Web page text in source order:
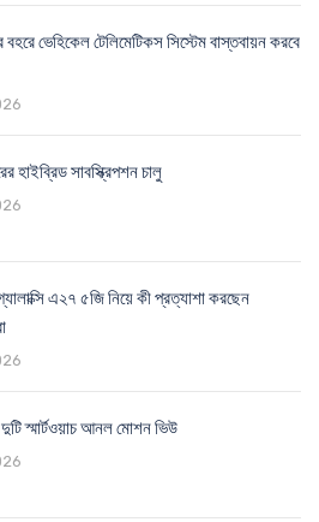
ভেহিকেল টেলিমেটিকস সিস্টেম বাস্তবায়ন করবে
হাইব্রিড সাবস্ক্রিপশন চালু
এ২৭ ৫জি নিয়ে কী প্রত্যাশা করছেন
স্মার্টওয়াচ আনল মোশন ভিউ